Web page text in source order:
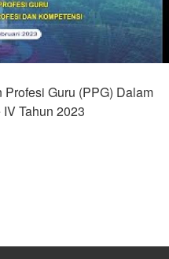
Guru (PPG) Dalam
Tahun 2023